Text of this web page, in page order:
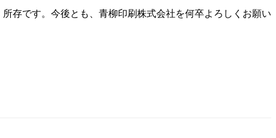
存です。今後とも、青柳印刷株式会社を何卒よろしくお願い